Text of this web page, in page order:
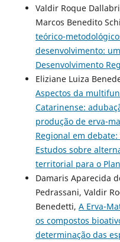
Valdir Roque
Marcos Benedito
teórico-
desenvolvimento:
Desenvolvimento
Eliziane Luiza
Aspectos da
Catarinense:
produção de erva-
Regional em debate:
Estudos sobre
territorial para o
Damaris Aparecida
Pedrassani, Valdir
Benedetti, A Erva-
os compostos
determinação das